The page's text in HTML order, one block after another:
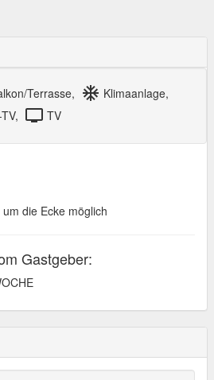
Terrasse, ac_unit Klimaanlage,
tv TV
die Ecke möglich
Gastgeber: